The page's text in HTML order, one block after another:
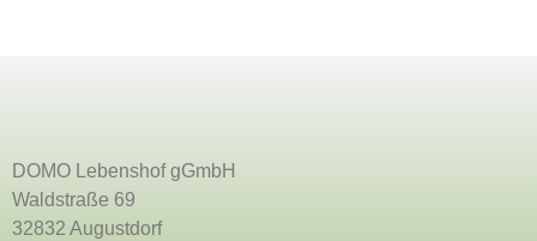
DOMO Lebenshof gGmbH
Waldstraße 69
32832 Augustdorf